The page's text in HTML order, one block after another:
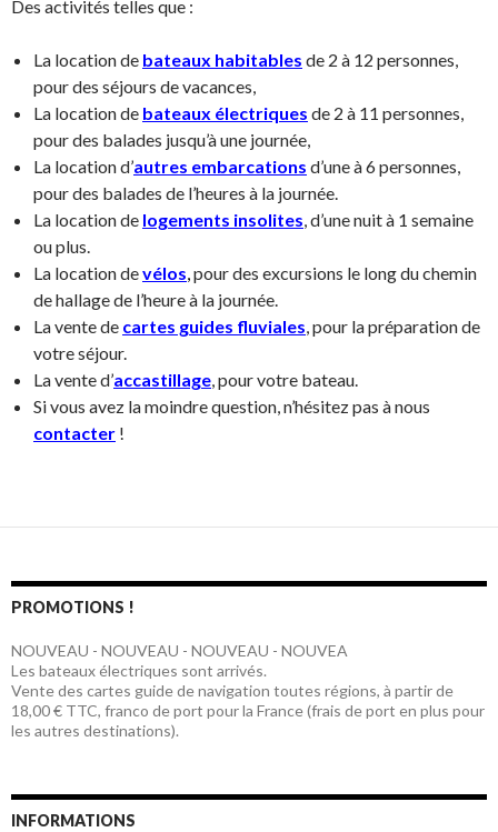
Des activités telles que :
La location de bateaux habitables de 2 à 12 personnes,
pour des séjours de vacances,
La location de bateaux électriques de 2 à 11 personnes,
pour des balades jusqu’à une journée,
La location d’autres embarcations d’une à 6 personnes,
pour des balades de l’heures à la journée.
La location de logements insolites, d’une nuit à 1 semaine
ou plus.
La location devélos,pour des excursions le long du chemin
de hallage de l’heure à la journée.
La vente de cartes guides fluviales, pour la préparation de
votre séjour.
La vente d’accastillage, pour votre bateau.
Si vous avez la moindre question, n’hésitez pas à nous
contacter !
PROMOTIONS !
NOUVEAU - NOUVEAU - NOUVEAU - NOUVEA
Les bateaux électriques sont arrivés.
Vente des cartes guide de navigation toutes régions, à partir de
18,00 € TTC, franco de port pour la France (frais de port en plus pour
les autres destinations).
INFORMATIONS